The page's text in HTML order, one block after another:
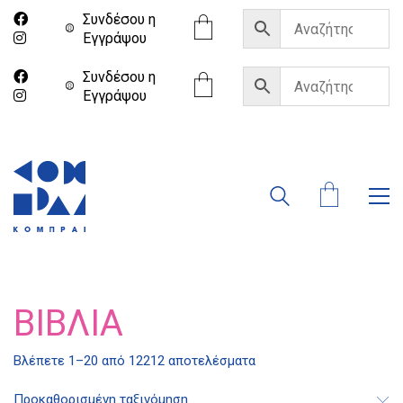
Συνδέσου η
Eγγράψου
Συνδέσου η
Eγγράψου
ΒΙΒΛΊΑ
Βλέπετε 1–20 από 12212 αποτελέσματα
Προκαθορισμένη ταξινόμηση